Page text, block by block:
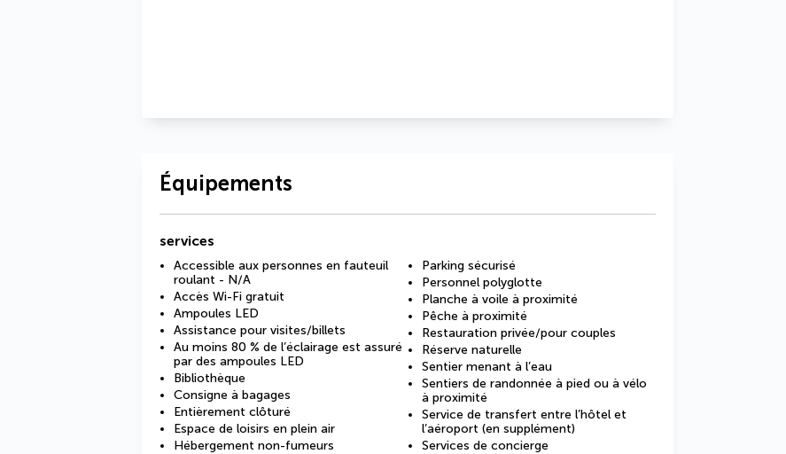
Équipements
services
Accessible aux personnes en fauteuil
roulant - N/A
Accès Wi-Fi gratuit
Ampoules LED
Assistance pour visites/billets
Au moins 80 % de l’éclairage est assuré
par des ampoules LED
Bibliothèque
Consigne à bagages
Entièrement clôturé
Espace de loisirs en plein air
Hébergement non-fumeurs
Parking sécurisé
Personnel polyglotte
Planche à voile à proximité
Pêche à proximité
Restauration privée/pour couples
Réserve naturelle
Sentier menant à l’eau
Sentiers de randonnée à pied ou à vélo
à proximité
Service de transfert entre l’hôtel et
l’aéroport (en supplément)
Services de concierge